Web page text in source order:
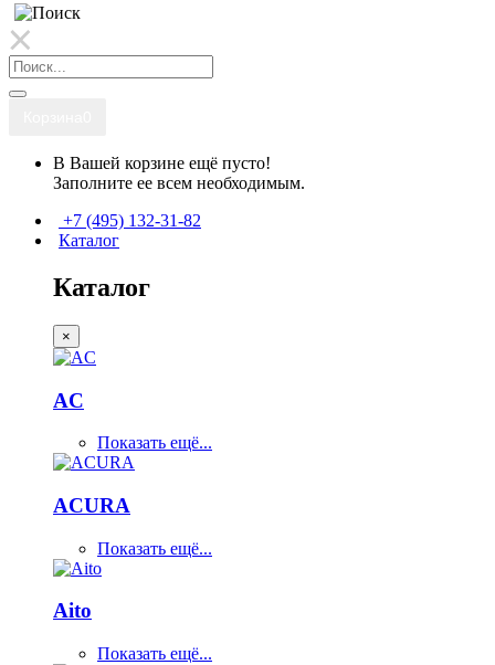
В Вашей корзине ещё пусто!
Заполните ее всем необходимым.
+7 (495) 132-31-82
Каталог
Каталог
×
AC
Показать ещё...
ACURA
Показать ещё...
Aito
Показать ещё...